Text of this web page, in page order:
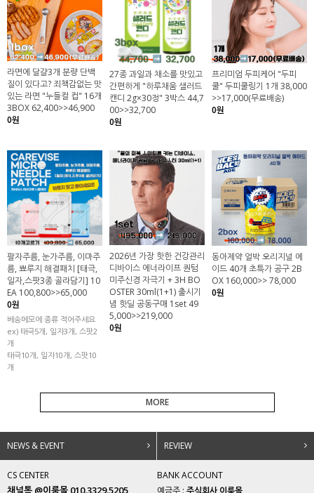
라면에 달걀3개 분량 단백
질이 있다고? 죄책감없는 맛
있는 라면 "누들컬 컵" 16개
3BOX 62,400>>46,900
0원
27종 과일과 채소를 맛있고
간편하게 "하루채움 샐러드
캔디 2g×30정" 3박스 44,7
00>>32,700
0원
프리미엄 두피케어 "두피
쿨" 두피쿨링기 1개 38,000
>>17,000(무료배송)
0원
팔자주름, 눈가주름, 이마주
름, 뾰루지 해결패치 [태극,
일자,스팟3종 골라담기] 10
EA 100,800>>65,000
0원
베송메모에 종류 적어주세요
ex) 태극5개, 일자3개, 스팟2
개
태극10개, 일자10개, 스팟10
개
2026년 가장 핫한 건강관리
디바이스 에너라이프 퀀텀
미주신경 자극기 + 3H BO
OSTER 30ml(1+1) 출시기
념 핫딜 공동구매 1set 49
5,000>>219,000
0원
동아제약 얼박 오리지널 에
이드 40개 초특가 공구 2B
OX 160,000>> 78,000
0원
MORE
NEWS & EVENT REVIEW
CS CENTER
채널톡 @이룸몰 010.3329.5205
BANK ACCOUNT
예금주 : 주식회사 이룸몰